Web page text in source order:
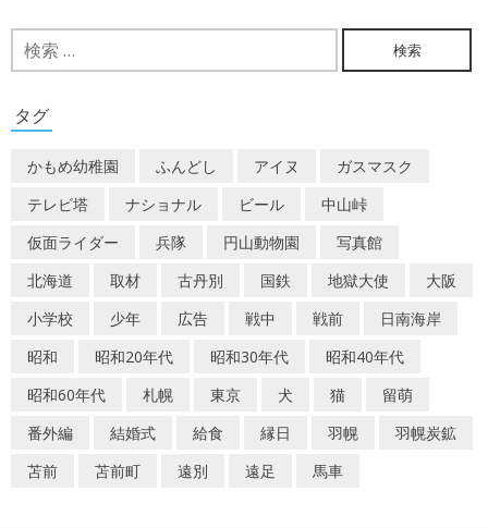
ナ
ビ
ゲ
ー
シ
ョ
ン
検
索:
タグ
かもめ幼稚園 ふんどし アイヌ
ガスマスク
テレビ塔
ナショナル ビール
中山峠
仮面ライダー
兵隊 円山動物園
写真館
北海道
取材 古丹別 国鉄 地獄大使
大阪
小学校
少年 広告 戦中 戦前
日南海岸
昭和
昭和20年代 昭和30年代
昭和40年代
昭和60年代
札幌 東京 犬 猫
留萌
番外編
結婚式 給食 縁日 羽幌
羽幌炭鉱
苫前
苫前町 遠別 遠足 馬車